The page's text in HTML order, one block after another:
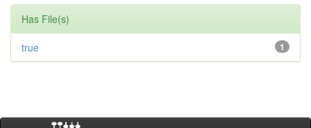
Has File(s)
1
true